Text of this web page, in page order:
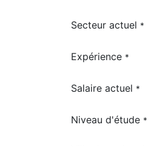
Secteur actuel *
Expérience *
Salaire actuel *
Niveau d'étude *